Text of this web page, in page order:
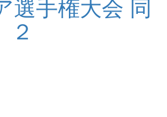
選手権大会 同
２